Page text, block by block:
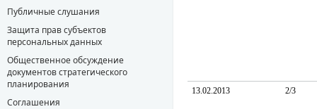
Публичные слушания
Защита прав субъектов
персональных данных
Общественное обсуждение
документов стратегического
планирования
Соглашения
13.02.2013 2/3